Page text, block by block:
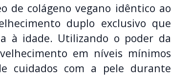
de colágeno vegano idêntico ao
duplo exclusivo que
à idade. Utilizando o poder da
em níveis mínimos
cuidados com a pele durante